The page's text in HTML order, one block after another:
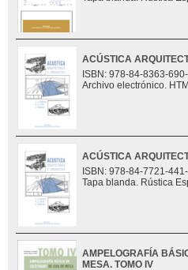
ACÚSTICA
ISBN: 978-84-8363-
Archivo electrónico.
ACÚSTICA
ISBN: 978-84-7721-
Tapa blanda. Rústica
AMPELOGRAFÍA
MESA. TOMO IV